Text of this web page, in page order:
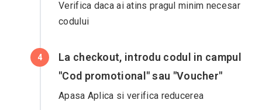
Verifica daca ai atins pragul minim necesar
codului
4
La checkout, introdu codul in campul
"Cod promotional" sau "Voucher"
Apasa Aplica si verifica reducerea